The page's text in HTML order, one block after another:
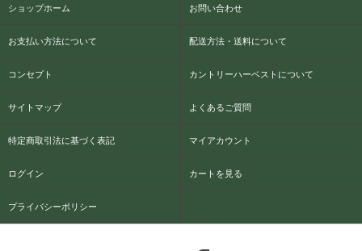
ショップホーム お問い合わせ
お支払い方法について 配送方法・送料について
コンセプト カントリーハーベストについて
サイトマップ よくあるご質問
特定商取引法に基づく表記 マイアカウント
ログイン カートを見る
プライバシーポリシー